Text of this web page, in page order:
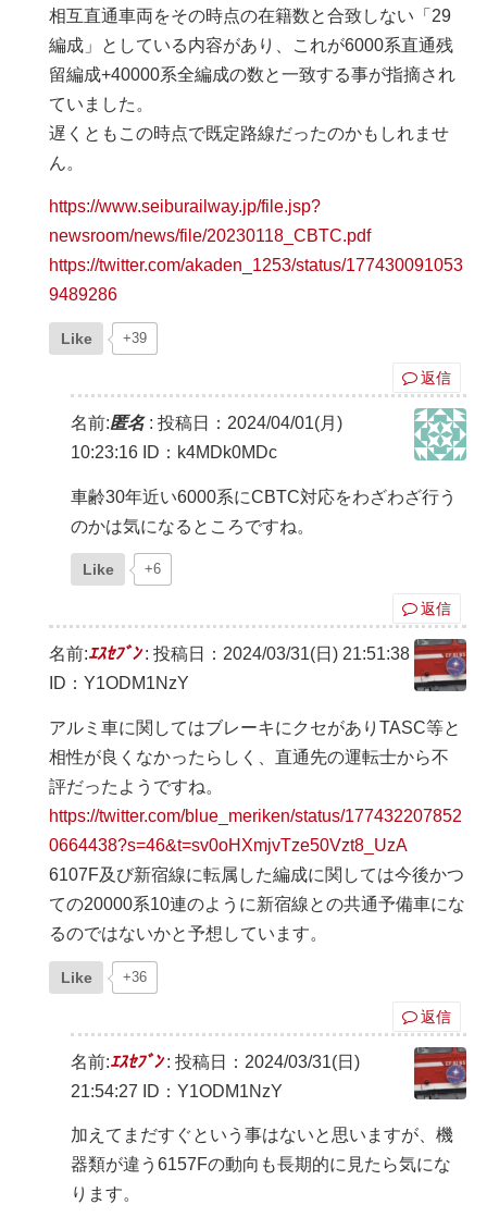
相互直通車両をその時点の在籍数と合致しない「29
編成」としている内容があり、これが6000系直通残
留編成+40000系全編成の数と一致する事が指摘され
ていました。
遅くともこの時点で既定路線だったのかもしれませ
ん。
https://www.seiburailway.jp/file.jsp?
newsroom/news/file/20230118_CBTC.pdf
https://twitter.com/akaden_1253/status/177430091053
9489286
Like +39
返信
名前:匿名: 投稿日：2024/04/01(月)
10:23:16 ID：k4MDk0MDc
車齢30年近い6000系にCBTC対応をわざわざ行う
のかは気になるところですね。
Like +6
返信
名前:ｴｽｾﾌﾞﾝ: 投稿日：2024/03/31(日) 21:51:38
ID：Y1ODM1NzY
アルミ車に関してはブレーキにクセがありTASC等と
相性が良くなかったらしく、直通先の運転士から不
評だったようですね。
https://twitter.com/blue_meriken/status/177432207852
0664438?s=46&t=sv0oHXmjvTze50Vzt8_UzA
6107F及び新宿線に転属した編成に関しては今後かつ
ての20000系10連のように新宿線との共通予備車にな
るのではないかと予想しています。
Like +36
返信
名前:ｴｽｾﾌﾞﾝ: 投稿日：2024/03/31(日)
21:54:27
ID：Y1ODM1NzY
加えてまだすぐという事はないと思いますが、機
器類が違う6157Fの動向も長期的に見たら気にな
ります。